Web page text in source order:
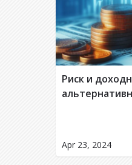
Apr 23, 2024
Риск и